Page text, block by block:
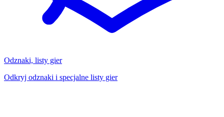
Odznaki, listy gier
Odkryj odznaki i specjalne listy gier